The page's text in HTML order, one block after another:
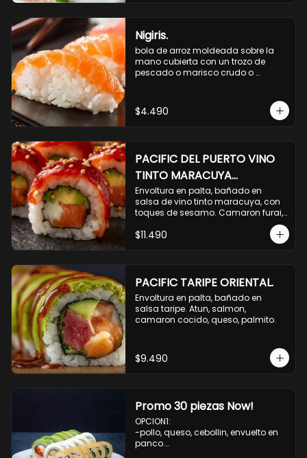
Nigiris.
bola de arroz moldeada sobre la
mano cubierta con un trozo de
pescado o marisco crudo o
$4.490
PACIFIC DEL PUERTO VINO
TINTO MARACUYA
ORIENTAL.
Envoltura en palta, bañado en
salsa de vino tinto maracuya, con
toques de sesamo. Camaron furai,
$11.490
PACIFIC TARIPE ORIENTAL.
Envoltura en palta, bañado en
salsa taripe. Atun, salmon,
camaron cocido, queso, palmito.
$9.490
Promo 30 piezas Now!
OPCION1:
-pollo, queso, cebollin, envuelto en
panco.